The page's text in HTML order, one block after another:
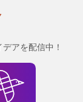
アを配信中！